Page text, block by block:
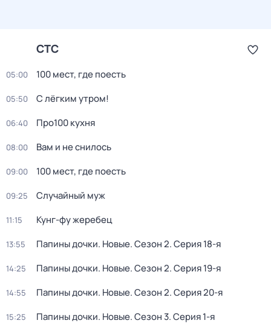
СТС
05:00 100 мест, где поесть
05:50 С лёгким утром!
06:40 Про100 кухня
08:00 Вам и не снилось
09:00 100 мест, где поесть
09:25 Случайный муж
11:15 Кунг-фу жеребец
13:55 Папины дочки. Новые. Сезон 2. Серия 18-я
14:25 Папины дочки. Новые. Сезон 2. Серия 19-я
14:55 Папины дочки. Новые. Сезон 2. Серия 20-я
15:25 Папины дочки. Новые. Сезон 3. Серия 1-я